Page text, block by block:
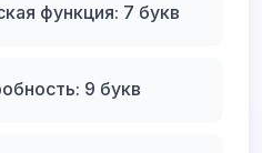
функция: 7 букв
9 букв